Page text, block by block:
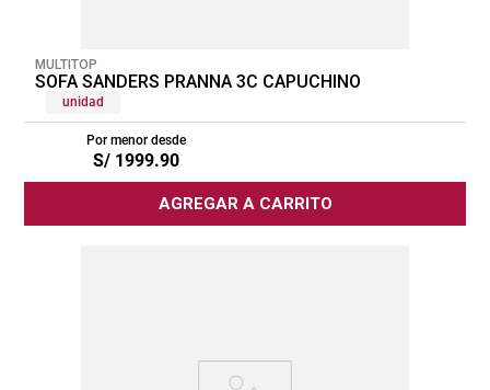
MULTITOP
SOFA SANDERS PRANNA 3C CAPUCHINO
unidad
Por menor desde
S/ 1999.90
AGREGAR A CARRITO